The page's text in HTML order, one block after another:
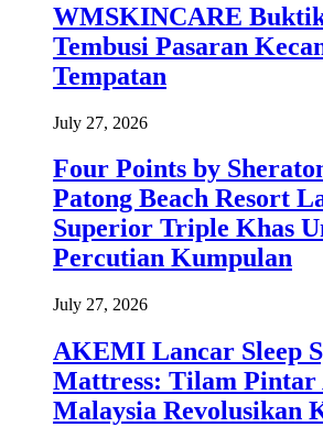
WMSKINCARE
Tembusi Pasaran
Tempatan
July 27, 2026
Four Points by
Patong Beach Resort
Superior Triple Khas
Percutian Kumpulan
July 27, 2026
AKEMI Lancar Sleep
Mattress: Tilam Pintar
Malaysia Revolusikan